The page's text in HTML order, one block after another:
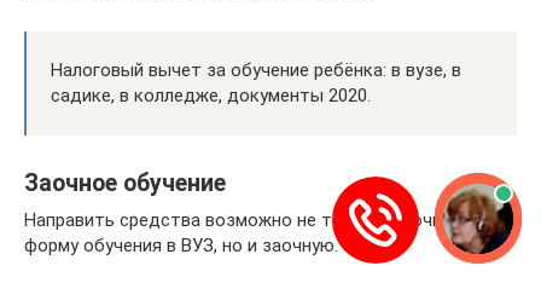
Налоговый вычет за обучение ребёнка: в вузе, в
садике, в колледже, документы 2020.
Заочное обучение
Направить средства возможно не только на очную
форму обучения в ВУЗ, но и заочную.